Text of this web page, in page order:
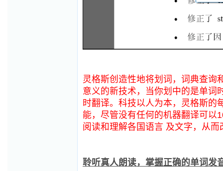
灵格斯创造性地将划词，词典查询
意义的新技术，当你划中的是单词
时翻译。科技以人为本，灵格斯的
能，尽管没有任何的机器翻译可以
阅读和理解各国语言 及文字，从
聆听真人朗读，掌握正确的单词发